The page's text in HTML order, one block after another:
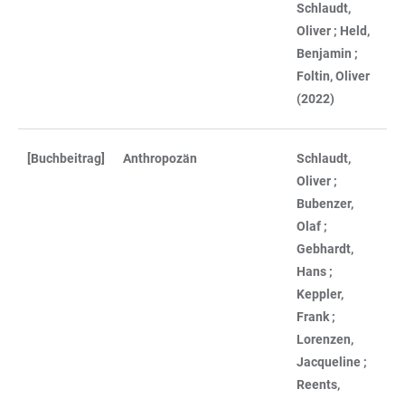
Schlaudt,
Oliver ; Held,
Benjamin ;
Foltin, Oliver
(2022)
[Buchbeitrag] Anthropozän
Schlaudt,
Oliver ;
Bubenzer,
Olaf ;
Gebhardt,
Hans ;
Keppler,
Frank ;
Lorenzen,
Jacqueline ;
Reents,